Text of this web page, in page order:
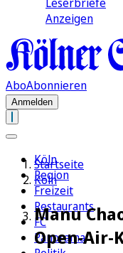
Anzeigen
AboAbonnieren
Anmelden
Köln
Region
Freizeit
Restaurants
FC
Panorama
Startseite
Köln
Manu
Open-Air-